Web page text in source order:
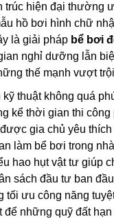
trúc hiện đại thường
hồ bơi hình chữ
là giải pháp bể bơi
nghỉ dưỡng lẫn
thế mạnh vượt
kỹ thuật không quá
kể thời gian thi công
gia chủ yêu thích
làm bể bơi trong
hao hụt vật tư giúp
sách đầu tư ban
tối ưu công năng
để những quỹ đất